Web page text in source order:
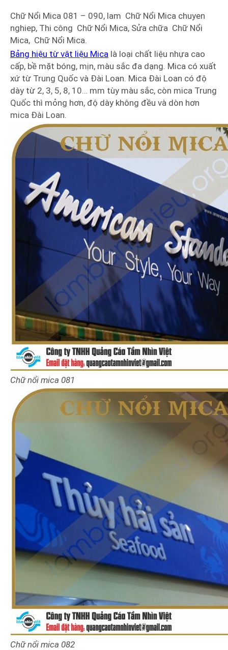
Chữ Nổi Mica 081 – 090, lam Chữ Nổi Mica chuyen
nghiep, Thi công Chữ Nổi Mica, Sửa chữa Chữ Nổi
Mica, Chữ Nổi Mica.
Bảng hiệu từ vật liệu Mica là loại chất liệu nhựa cao
cấp, bề mặt bóng, mịn, màu sắc đa dạng. Mica có xuất
xứ từ Trung Quốc và Đài Loan. Mica Đài Loan có độ
dày từ 2, 3, 5, 8, 10… mm tùy màu sắc, còn mica Trung
Quốc thì mỏng hơn, độ dày không đều và dòn hơn
mica Đài Loan.
Chữ nổi mica 081
Chữ nổi mica 082